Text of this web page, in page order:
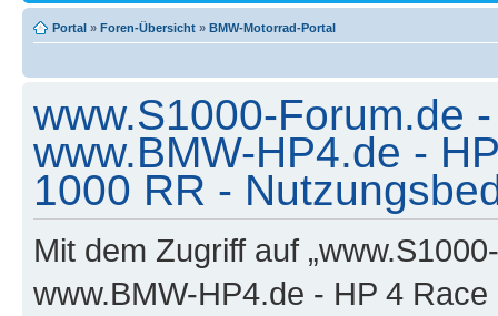
Portal » Foren-Übersicht » BMW-Motorrad-Portal
www.S1000-Forum.de
www.BMW-HP4.de -
1000 RR -
Mit dem Zugriff auf
www.BMW-HP4.de - HP 4